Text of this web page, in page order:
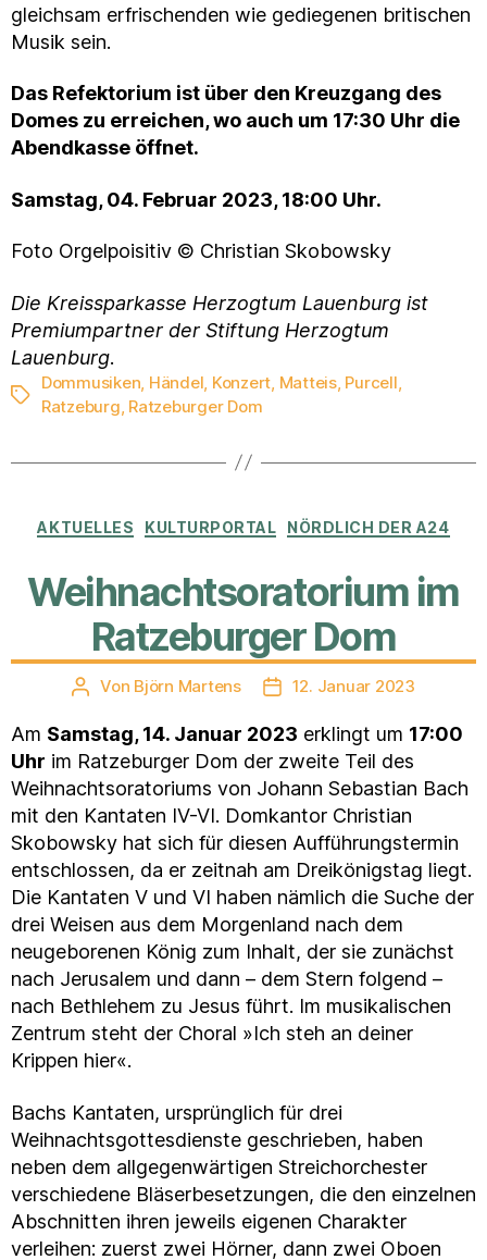
gleichsam erfrischenden wie gediegenen britischen
Musik sein.
Das Refektorium ist über den Kreuzgang des
Domes zu erreichen, wo auch um 17:30 Uhr die
Abendkasse öffnet.
Samstag, 04. Februar 2023, 18:00 Uhr.
Foto Orgelpoisitiv © Christian Skobowsky
Die Kreissparkasse Herzogtum Lauenburg ist
Premiumpartner der Stiftung Herzogtum
Lauenburg.
Schlagwörter
Dommusiken Händel Konzert Matteis, Purcell
Ratzeburg Ratzeburger Dom
Kategorien
AKTUELLES KULTURPORTAL NÖRDLICH DER A24
Weihnachtsoratorium im
Ratzeburger Dom
Beitragsautor
Von Björn Martens Veröffentlichungsdatum
12. Januar 2023
Am Samstag, 14. Januar 2023 erklingt um 17:00
Uhr im Ratzeburger Dom der zweite Teil des
Weihnachtsoratoriums von Johann Sebastian Bach
mit den Kantaten IV-VI. Domkantor Christian
Skobowsky hat sich für diesen Aufführungstermin
entschlossen, da er zeitnah am Dreikönigstag liegt.
Die Kantaten V und VI haben nämlich die Suche der
drei Weisen aus dem Morgenland nach dem
neugeborenen König zum Inhalt, der sie zunächst
nach Jerusalem und dann – dem Stern folgend –
nach Bethlehem zu Jesus führt. Im musikalischen
Zentrum steht der Choral »Ich steh an deiner
Krippen hier«.
Bachs Kantaten, ursprünglich für drei
Weihnachtsgottesdienste geschrieben, haben
neben dem allgegenwärtigen Streichorchester
verschiedene Bläserbesetzungen, die den einzelnen
Abschnitten ihren jeweils eigenen Charakter
verleihen: zuerst zwei Hörner, dann zwei Oboen